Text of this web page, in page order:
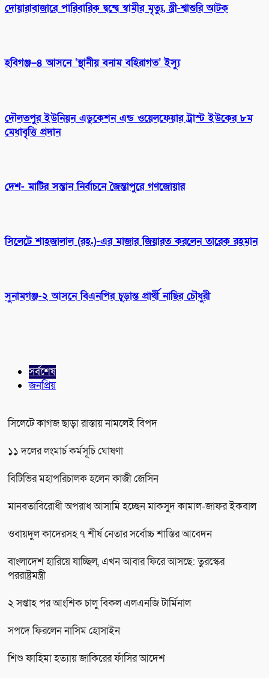
দোয়ারাবাজারে পারিবারিক দ্বন্দ্বে স্বামীর মৃত্যু, স্ত্রী-শ্বাশুরি আটক
হবিগঞ্জ–৪ আসনে ‘স্থানীয় বনাম বহিরাগত’ ইস্যু
দৌলতপুর ইউনিয়ন এডুকেশন এন্ড ওয়েলফেয়ার ট্রাস্ট ইউকের ৮ম
মেধাবৃত্তি প্রদান
দেশ- মাটির সন্তান নির্বাচনে জৈন্তাপুরে গণজোয়ার
সিলেটে শাহজালাল (রহ.)-এর মাজার জিয়ারত করলেন তারেক রহমান
সুনামগঞ্জ-২ আসনে বিএনপির চূড়ান্ত প্রার্থী নাছির চৌধুরী
সর্বশেষ
জনপ্রিয়
সিলেটে কাগজ ছাড়া রাস্তায় নামলেই বিপদ
১১ দলের লংমার্চ কর্মসূচি ঘোষণা
বিটিভির মহাপরিচালক হলেন কাজী জেসিন
মানবতাবিরোধী অপরাধ আসামি হচ্ছেন মাকসুদ কামাল-জাফর ইকবাল
ওবায়দুল কাদেরসহ ৭ শীর্ষ নেতার সর্বোচ্চ শাস্তির আবেদন
বাংলাদেশ হারিয়ে যাচ্ছিল, এখন আবার ফিরে আসছে: তুরস্কের
পররাষ্ট্রমন্ত্রী
২ সপ্তাহ পর আংশিক চালু বিকল এলএনজি টার্মিনাল
সপদে ফিরলেন নাসিম হোসাইন
শিশু ফাহিমা হত্যায় জাকিরের ফাঁসির আদেশ